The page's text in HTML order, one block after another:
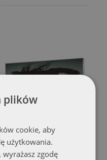
Obraz na szkle
Ciemna straszna postać
plików
cookie, aby
użytkowania.
zgodę